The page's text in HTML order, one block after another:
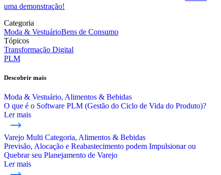
uma demonstração!
Categoria
Moda & VestuárioBens de Consumo
Tópicos
Transformação Digital
PLM
Descobrir mais
Moda & Vestuário, Alimentos & Bebidas
O que é o Software PLM (Gestão do Ciclo de Vida do Produto)?
Ler mais
Varejo Multi Categoria, Alimentos & Bebidas
Previsão, Alocação e Reabastecimento podem Impulsionar ou
Quebrar seu Planejamento de Varejo
Ler mais